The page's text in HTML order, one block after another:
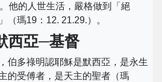
他的人世生活，嚴格做到「絕
（瑪19：12. 21.29.）。
西亞─基督
伯多祿明認耶穌是默西亞，是永生
的受傅者，是天主的聖者（瑪